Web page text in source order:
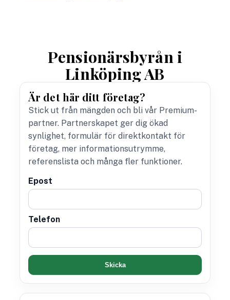
Pensionärsbyrån i
Linköping AB
Är det här ditt företag?
Stick ut från mängden och bli vår Premium-
partner. Partnerskapet ger dig ökad
synlighet, formulär för direktkontakt för
företag, mer informationsutrymme,
referenslista och många fler funktioner.
Epost
Telefon
Skicka